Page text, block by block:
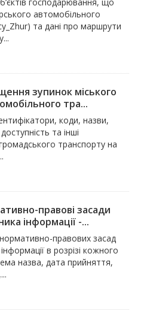
автомобільного
та дані про маршрути
зупинок міського
тра...
коди, назви,
та інші
транспорту на
правові засади
інформації -...
правових засад
в розрізі кожного
назва, дата прийняття,